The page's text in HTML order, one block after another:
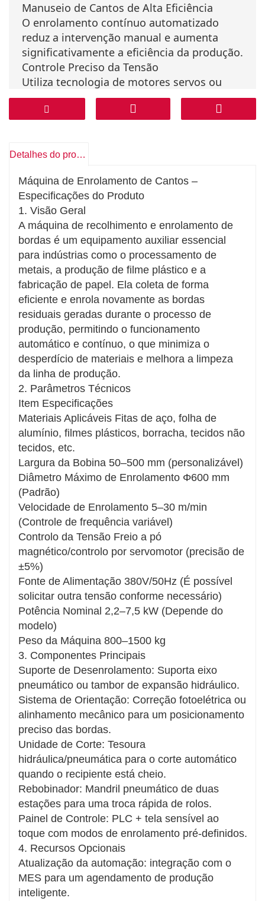
Manuseio de Cantos de Alta Eficiência
O enrolamento contínuo automatizado
reduz a intervenção manual e aumenta
significativamente a eficiência da produção.
Controle Preciso da Tensão
Utiliza tecnologia de motores servos ou
freios de pó magnético para garantir um
enrolamento uniforme, evitando a quebra
Adaptabilidade Excepcional
incluindo bobinas de aço, folha de alumínio,
filmes plásticos e outros materiais
industriais de bordas afiadas.
Econômico em Energia e Amigável ao Meio
Ambiente
Possui reciclagem automática de resíduos
para minimizar o desperdício de materiais,
atendendo aos requisitos da produção
sustentável.
Sistema de Controlo Inteligente
Equipado com interface PLC + HMI,
permitindo a ajuste dos parâmetros e uma
integração perfeita com linhas de produção
automatizadas.
Design durável e de baixa manutenção
Construído com componentes de aço/liga
de alta qualidade, garantindo maior
resistência ao desgaste e estabilidade
operacional de longo prazo.
Proteção Abrangente de Segurança
Incorpora funções de parada de emergência
e proteções, sendo totalmente compatível
com as normas de segurança CE/OSHA.
Aplicações Industriais:
Processamento de Metais
Materiais de Embalagem
Indústria de Borracha/Plásticos
Características Principais:
Operação automatizada para maximizar a
produtividade
Controlo de precisão para um manuseio
otimizado do material
Aplicação versátil em diversas indústrias.
Solução ecológica para a redução de resíduos
Construção robusta para um desempenho
confiável.
Pontos Técnicos Destacados:
Enrolamento contínuo a velocidades ajustáveis
Configurações de tensão personalizáveis
Interface amigável ao usuário, facilitando o uso.
Requisitos mínimos de manutenção
Recursos aprimorados para a segurança dos
Esta avançada máquina de corte de bordas
representa a solução ideal para um
gerenciamento eficiente de materiais recicláveis
em ambientes industriais modernos.
Detalhes do produto
Máquina de Enrolamento de Cantos –
Especificações do Produto
1. Visão Geral
A máquina de recolhimento e enrolamento de
bordas é um equipamento auxiliar essencial
para indústrias como o processamento de
metais, a produção de filme plástico e a
fabricação de papel. Ela coleta de forma
eficiente e enrola novamente as bordas
residuais geradas durante o processo de
produção, permitindo o funcionamento
automático e contínuo, o que minimiza o
desperdício de materiais e melhora a limpeza
da linha de produção.
2. Parâmetros Técnicos
Item Especificações
Materiais Aplicáveis Fitas de aço, folha de
alumínio, filmes plásticos, borracha, tecidos não
tecidos, etc.
Largura da Bobina 50–500 mm (personalizável)
Diâmetro Máximo de Enrolamento Φ600 mm
(Padrão)
Velocidade de Enrolamento 5–30 m/min
(Controle de frequência variável)
Controlo da Tensão Freio a pó
magnético/controlo por servomotor (precisão de
±5%)
Fonte de Alimentação 380V/50Hz (É possível
solicitar outra tensão conforme necessário)
Potência Nominal 2,2–7,5 kW (Depende do
modelo)
Peso da Máquina 800–1500 kg
3. Componentes Principais
Suporte de Desenrolamento: Suporta eixo
pneumático ou tambor de expansão hidráulico.
Sistema de Orientação: Correção fotoelétrica ou
alinhamento mecânico para um posicionamento
preciso das bordas.
Unidade de Corte: Tesoura
hidráulica/pneumática para o corte automático
quando o recipiente está cheio.
Rebobinador: Mandril pneumático de duas
estações para uma troca rápida de rolos.
Painel de Controle: PLC + tela sensível ao
toque com modos de enrolamento pré-definidos.
4. Recursos Opcionais
Atualização da automação: integração com o
MES para um agendamento de produção
inteligente.